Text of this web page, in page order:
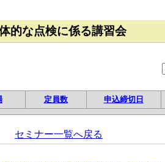
的な点検に係る講習会
定員数 申込締切日
セミナー一覧へ戻る